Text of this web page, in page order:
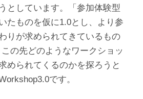
としています。「参加体験型
たものを仮に1.0とし、より参
りが求められてきているもの
の先どのようなワークショッ
められてくるのかを探ろうと
です。